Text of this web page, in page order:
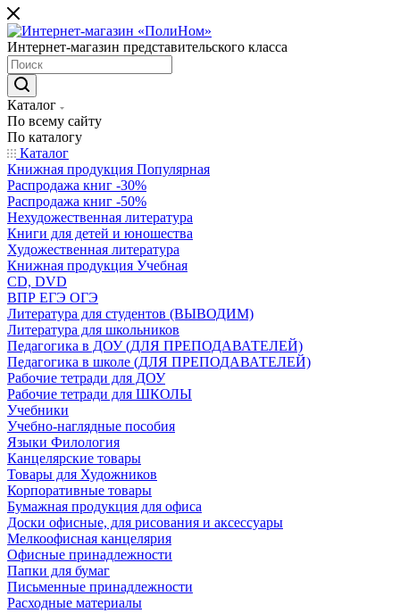
Интернет-магазин представительского класса
Каталог
По всему сайту
По каталогу
Каталог
Книжная продукция Популярная
Распродажа книг -30%
Распродажа книг -50%
Нехудожественная литература
Книги для детей и юношества
Художественная литература
Книжная продукция Учебная
CD, DVD
ВПР ЕГЭ ОГЭ
Литература для студентов (ВЫВОДИМ)
Литература для школьников
Педагогика в ДОУ (ДЛЯ ПРЕПОДАВАТЕЛЕЙ)
Педагогика в школе (ДЛЯ ПРЕПОДАВАТЕЛЕЙ)
Рабочие тетради для ДОУ
Рабочие тетради для ШКОЛЫ
Учебники
Учебно-наглядные пособия
Языки Филология
Канцелярские товары
Товары для Художников
Корпоративные товары
Бумажная продукция для офиса
Доски офисные, для рисования и аксессуары
Мелкоофисная канцелярия
Офисные принадлежности
Папки для бумаг
Письменные принадлежности
Расходные материалы